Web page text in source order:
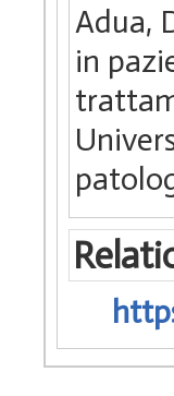
Adua,
in